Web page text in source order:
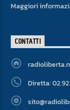
Maggiori
CONTATTI
Diretta: